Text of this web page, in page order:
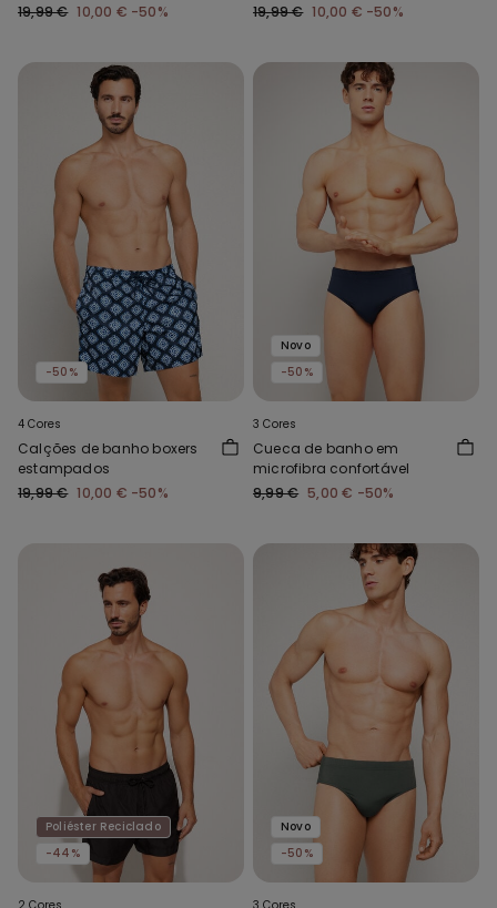
19,99 € 10,00 € -50%
19,99 € 10,00 € -50%
-50%
4 Cores
Calções de banho boxers
estampados
19,99 € 10,00 € -50%
Novo
-50%
3 Cores
Cueca de banho em
microfibra confortável
9,99 € 5,00 € -50%
Poliéster Reciclado
-44%
2 Cores
Novo
-50%
3 Cores